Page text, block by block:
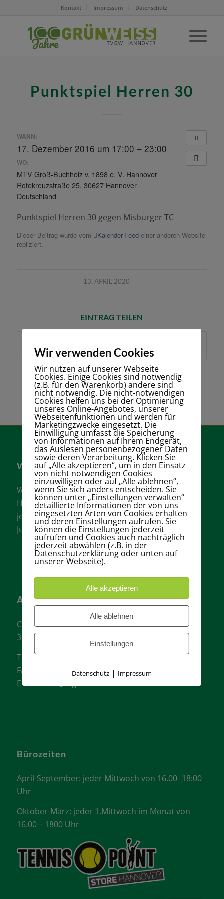
Kontakt Impressum Datenschutz
Punktspiel Herren 30
WANN:
17. Dezember 2016 um 17:00 – 23:00
WO:
MTV Groß-Buchholz v. 1898 e. V. Hannover
Rotekreuzstraße 25, 30627 Hannover
Deutschland
Punktspiel Herren 30 gegen Misburger TC
Dieser Beitrag wurde vom Kalender-Feedeiner anderen Website
repliziert.
13. APRIL 2020
/
EINTRAG TEILEN
Wer sind wir?
Wir sind einer der größten Tennisvereine
Hannovers mit vielen aktiven Mannschaften in
jeder Altersklasse für Damen, Herren und
Jugendliche.
Adresse
Carl-Loges-Str.12
30657 Hannover
Tel.: + 49 511- 6046340
Fax: + 49 511- 601048
E-Mail:info@tvgw-hannover.de
Bürozeiten
April-September: jeder Mittwoch von 16.00 -18:00
Uhr
Oktober-März: jeder 1.Mittwoch im Monat von
16.00 – 1800 Uhr
Wir verwenden Cookies
Wir nutzen auf unserer Webseite
Cookies. Einige Cookies sind notwendig
(z.B. für den Warenkorb) andere sind
nicht notwendig. Die nicht-notwendigen
Cookies helfen uns bei der Optimierung
unseres Online-Angebotes, unserer
Webseitenfunktionen und werden für
Marketingzwecke eingesetzt. Die
Einwilligung umfasst die Speicherung
von Informationen auf Ihrem Endgerät,
das Auslesen personenbezogener Daten
sowie deren Verarbeitung. Klicken Sie
auf „Alle akzeptieren“, um in den Einsatz
von nicht notwendigen Cookies
einzuwilligen oder auf „Alle ablehnen“,
wenn Sie sich anders entscheiden. Sie
können unter „Einstellungen verwalten“
detaillierte Informationen der von uns
eingesetzten Arten von Cookies erhalten
und deren Einstellungen aufrufen. Sie
können die Einstellungen jederzeit
aufrufen und Cookies auch nachträglich
jederzeit abwählen (z.B. in der
Datenschutzerklärung oder unten auf
unserer Webseite).
Alle akzeptieren
Alle ablehnen
Einstellungen
Datenschutz| Impressum